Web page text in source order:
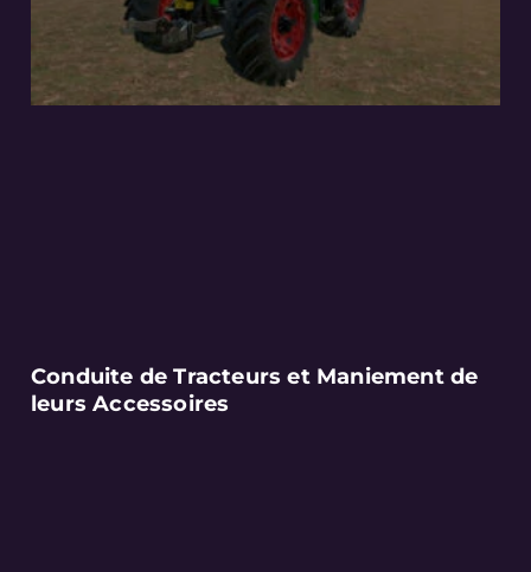
Conduite de Tracteurs et Maniement de
leurs Accessoires